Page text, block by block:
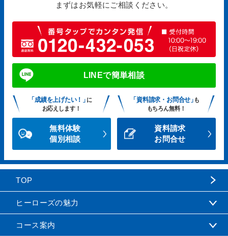
まずはお気軽にご相談ください。
LINEで簡単相談
「成績を上げたい！」に
お応えします！
無料体験
個別相談
「資料請求・お問合せ」も
もちろん無料！
資料請求
お問合せ
TOP
ヒーローズの魅力
コース案内